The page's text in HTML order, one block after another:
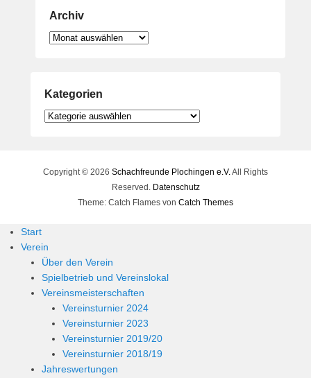
Archiv
Archiv
Kategorien
Kategorien
Copyright © 2026 Schachfreunde Plochingen e.V.All Rights
Reserved. Datenschutz
Theme: Catch Flames von Catch Themes
Start
Verein
Über den Verein
Spielbetrieb und Vereinslokal
Vereinsmeisterschaften
Vereinsturnier 2024
Vereinsturnier 2023
Vereinsturnier 2019/20
Vereinsturnier 2018/19
Jahreswertungen